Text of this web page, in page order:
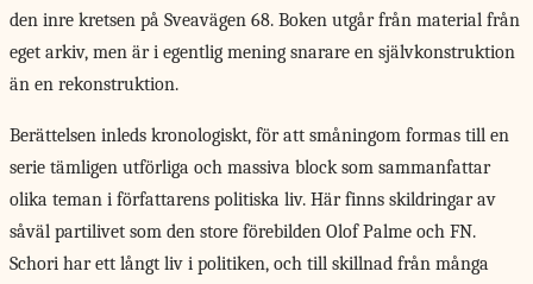
den inre kretsen på Sveavägen 68. Boken utgår från material från
eget arkiv, men är i egentlig mening snarare en självkonstruktion
än en rekonstruktion.
Berättelsen inleds kronologiskt, för att småningom formas till en
serie tämligen utförliga och massiva block som sammanfattar
olika teman i författarens politiska liv. Här finns skildringar av
såväl partilivet som den store förebilden Olof Palme och FN.
Schori har ett långt liv i politiken, och till skillnad från många